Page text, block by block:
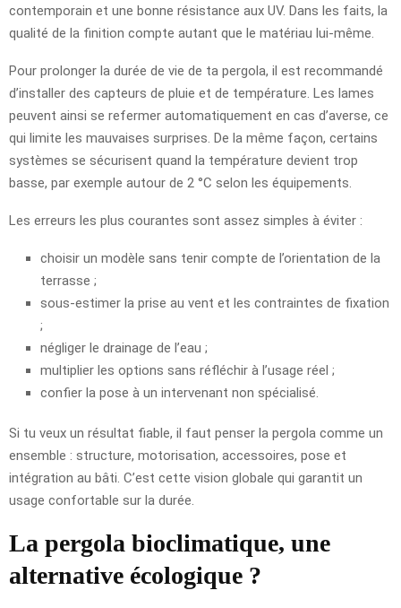
contemporain et une bonne résistance aux UV. Dans les faits, la
qualité de la finition compte autant que le matériau lui-même.
Pour prolonger la durée de vie de ta pergola, il est recommandé
d’installer des capteurs de pluie et de température. Les lames
peuvent ainsi se refermer automatiquement en cas d’averse, ce
qui limite les mauvaises surprises. De la même façon, certains
systèmes se sécurisent quand la température devient trop
basse, par exemple autour de 2 °C selon les équipements.
Les erreurs les plus courantes sont assez simples à éviter :
choisir un modèle sans tenir compte de l’orientation de la
terrasse ;
sous-estimer la prise au vent et les contraintes de fixation
;
négliger le drainage de l’eau ;
multiplier les options sans réfléchir à l’usage réel ;
confier la pose à un intervenant non spécialisé.
Si tu veux un résultat fiable, il faut penser la pergola comme un
ensemble : structure, motorisation, accessoires, pose et
intégration au bâti. C’est cette vision globale qui garantit un
usage confortable sur la durée.
La pergola bioclimatique, une
alternative écologique ?